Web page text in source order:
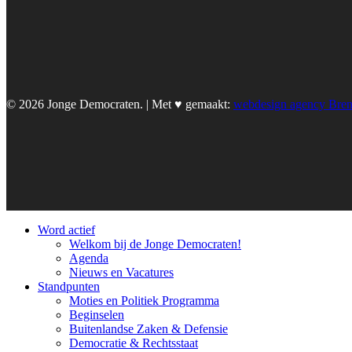
© 2026 Jonge Democraten. | Met ♥︎ gemaakt: webdesign agency
Word actief
Welkom bij de Jonge Democraten!
Agenda
Nieuws en Vacatures
Standpunten
Moties en Politiek Programma
Beginselen
Buitenlandse Zaken & Defensie
Democratie & Rechtsstaat